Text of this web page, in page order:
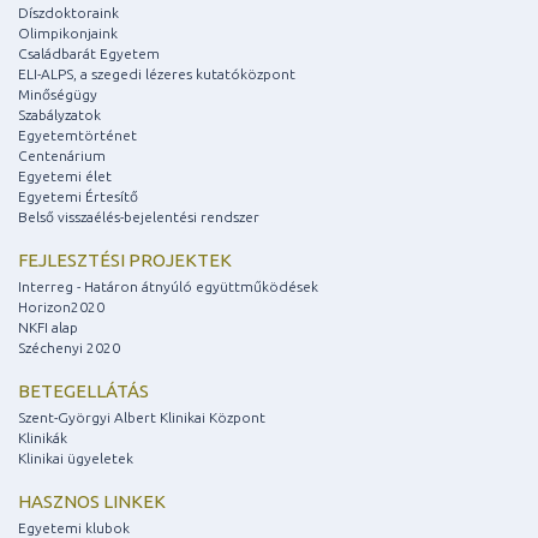
Díszdoktoraink
Olimpikonjaink
Családbarát Egyetem
ELI-ALPS, a szegedi lézeres kutatóközpont
Minőségügy
Szabályzatok
Egyetemtörténet
Centenárium
Egyetemi élet
Egyetemi Értesítő
Belső visszaélés-bejelentési rendszer
FEJLESZTÉSI PROJEKTEK
Interreg - Határon átnyúló együttműködések
Horizon2020
NKFI alap
Széchenyi 2020
BETEGELLÁTÁS
Szent-Györgyi Albert Klinikai Központ
Klinikák
Klinikai ügyeletek
HASZNOS LINKEK
Egyetemi klubok